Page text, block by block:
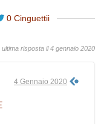
0 Cinguettii
ultima risposta il 4 gennaio 2020
4 Gennaio 2020